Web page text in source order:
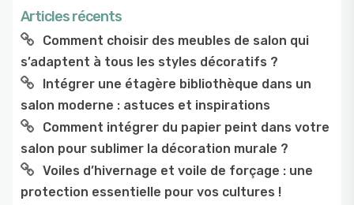
Articles récents
Comment choisir des meubles de salon qui
s’adaptent à tous les styles décoratifs ?
Intégrer une étagère bibliothèque dans un
salon moderne : astuces et inspirations
Comment intégrer du papier peint dans votre
salon pour sublimer la décoration murale ?
Voiles d’hivernage et voile de forçage : une
protection essentielle pour vos cultures !